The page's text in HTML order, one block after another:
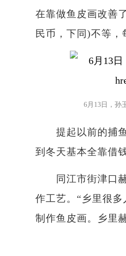
在靠做鱼皮画改善
民币，下同)不等，
6月13日，孙
提起以前的捕鱼
到冬天基本全靠借
同江市街津口赫
作工艺。“乡里很
制作鱼皮画。乡里